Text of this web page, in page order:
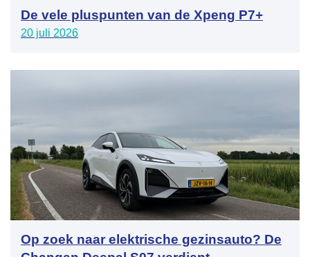
De vele pluspunten van de Xpeng P7+
20 juli 2026
Op zoek naar elektrische gezinsauto? De